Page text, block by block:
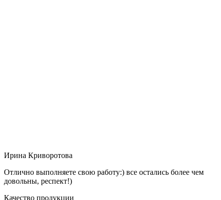
Ирина Криворотова
Отлично выполняете свою работу:) все остались более чем
довольны, респект!)
Качество продукции